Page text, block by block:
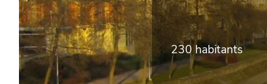
230 habitants